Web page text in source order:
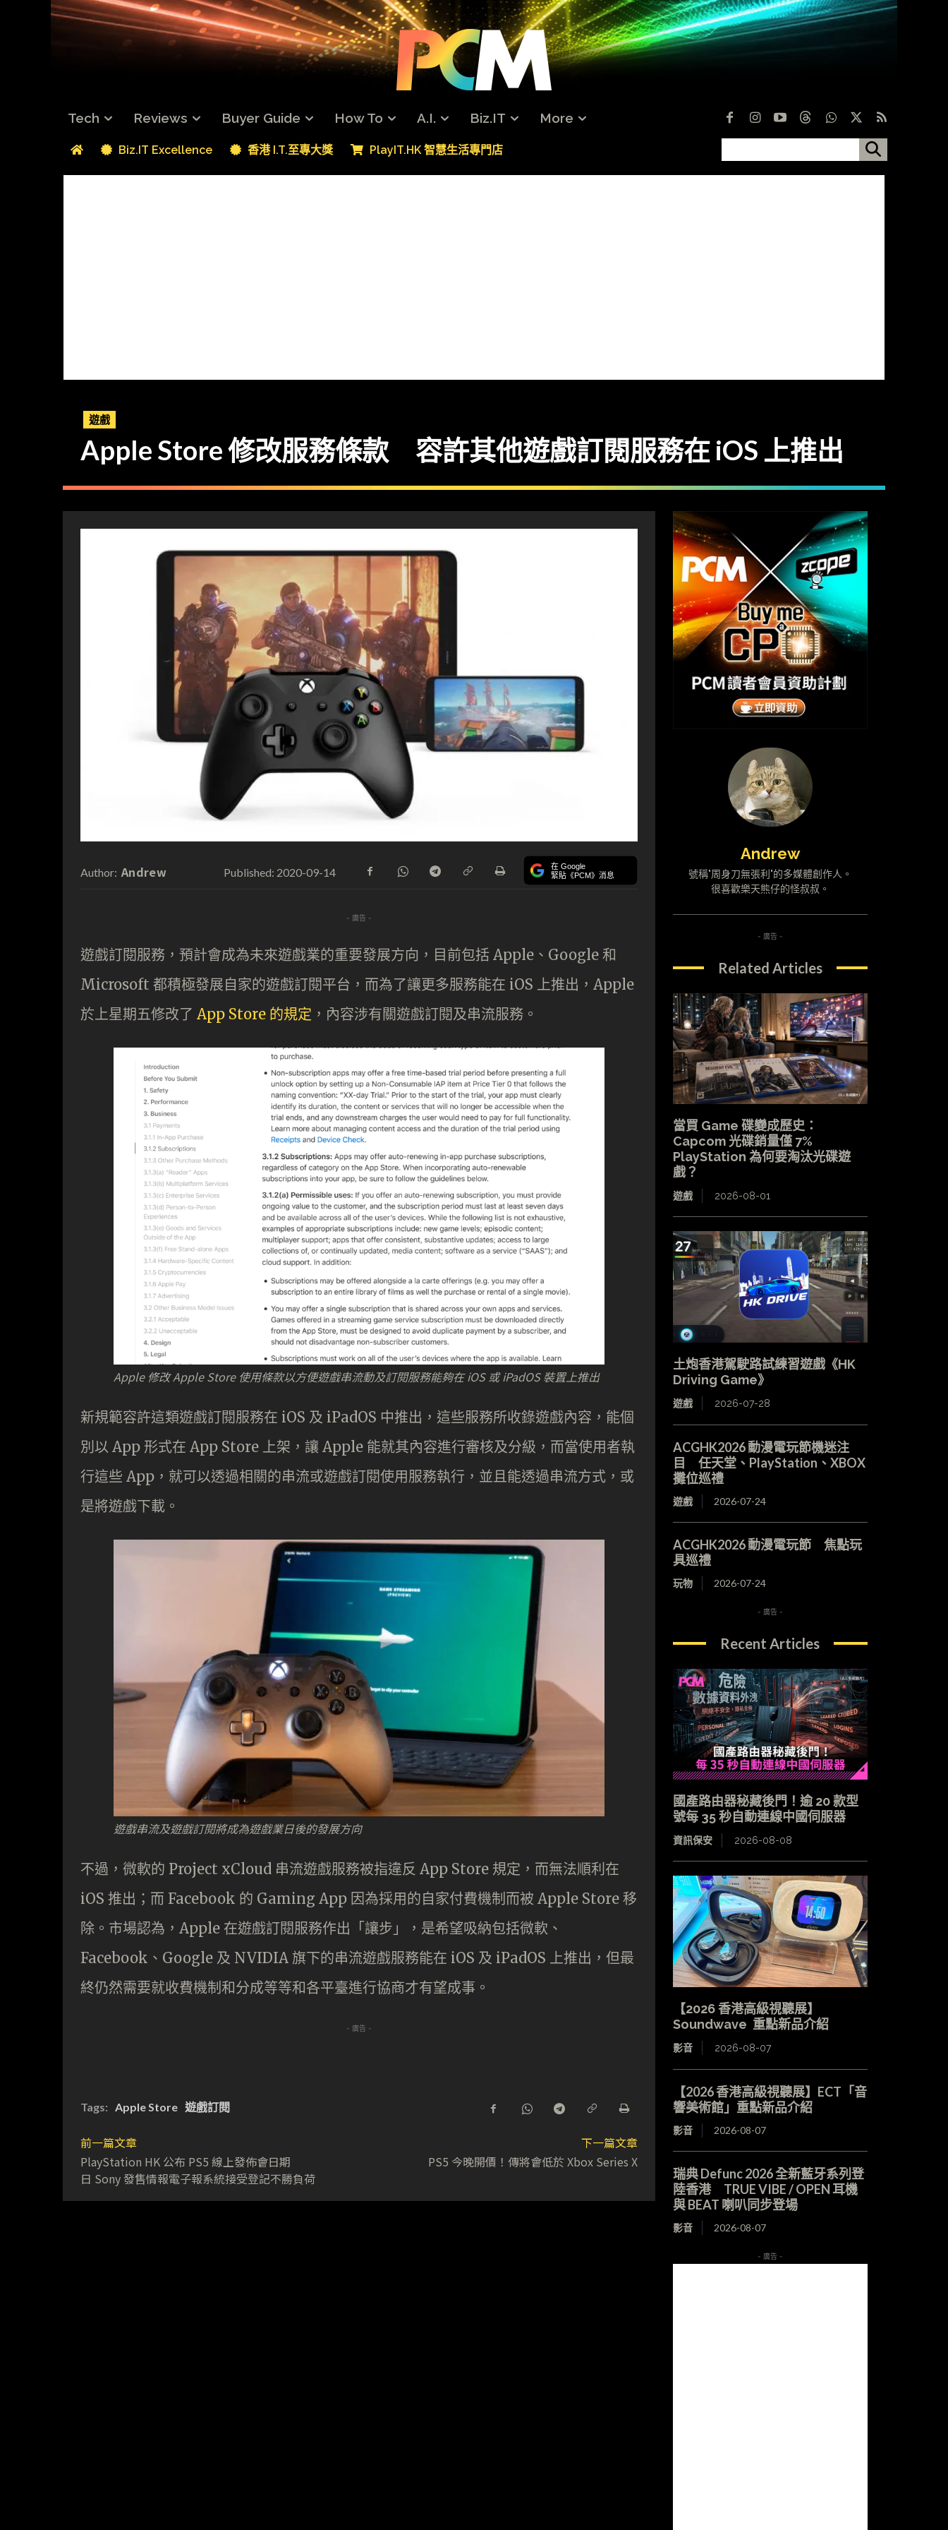
Tech Reviews Buyer Guide How To A.I. Biz.IT More
Biz.IT Excellence 香港 I.T.至專大獎 PlayIT.HK 智慧生活專門店
遊戲
Apple Store 修改服務條款 容許其他遊戲訂閱服務在 iOS 上推出
Author: Andrew Published: 2020-09-14 在 Google
緊貼《PCM》消息
- 廣告 -
遊戲訂閱服務，預計會成為未來遊戲業的重要發展方向，目前包括 Apple、Google 和
Microsoft 都積極發展自家的遊戲訂閱平台，而為了讓更多服務能在 iOS 上推出，Apple
於上星期五修改了 App Store 的規定 ，內容涉有關遊戲訂閱及串流服務。
Apple 修改 Apple Store 使用條款以方便遊戲串流動及訂閱服務能夠在 iOS 或 iPadOS 裝置上推出
新規範容許這類遊戲訂閱服務在 iOS 及 iPadOS 中推出，這些服務所收錄遊戲內容，能個
別以 App 形式在 App Store 上架，讓 Apple 能就其內容進行審核及分級，而當使用者執
行這些 App，就可以透過相關的串流或遊戲訂閱使用服務執行，並且能透過串流方式，或
是將遊戲下載。
遊戲串流及遊戲訂閱將成為遊戲業日後的發展方向
不過，微軟的 Project xCloud 串流遊戲服務被指違反 App Store 規定，而無法順利在
iOS 推出；而 Facebook 的 Gaming App 因為採用的自家付費機制而被 Apple Store 移
除。市場認為，Apple 在遊戲訂閱服務作出「讓步」，是希望吸納包括微軟、
Facebook、Google 及 NVIDIA 旗下的串流遊戲服務能在 iOS 及 iPadOS 上推出，但最
終仍然需要就收費機制和分成等等和各平臺進行協商才有望成事。
- 廣告 -
Tags: Apple Store 遊戲訂閱
前一篇文章
PlayStation HK 公布 PS5 線上發佈會日期
日 Sony 發售情報電子報系統接受登記不勝負荷
下一篇文章
PS5 今晚開價！傳將會低於 Xbox Series X
Andrew
號稱"周身刀無張利"的多媒體創作人。
很喜歡樂天熊仔的怪叔叔。
- 廣告 -
Related Articles
當買 Game 碟變成歷史：
Capcom 光碟銷量僅 7%
PlayStation 為何要淘汰光碟遊
戲？
遊戲 2026-08-01
土炮香港駕駛路試練習遊戲《HK
Driving Game》
遊戲 2026-07-28
ACGHK2026 動漫電玩節機迷注
目 任天堂、PlayStation、XBOX
攤位巡禮
遊戲 2026-07-24
ACGHK2026 動漫電玩節 焦點玩
具巡禮
玩物 2026-07-24
- 廣告 -
Recent Articles
國產路由器秘藏後門！逾 20 款型
號每 35 秒自動連線中國伺服器
資訊保安 2026-08-08
【2026 香港高級視聽展】
Soundwave 重點新品介紹
影音 2026-08-07
【2026 香港高級視聽展】ECT「音
響美術館」重點新品介紹
影音 2026-08-07
瑞典 Defunc 2026 全新藍牙系列登
陸香港 TRUE VIBE / OPEN 耳機
與 BEAT 喇叭同步登場
影音 2026-08-07
- 廣告 -